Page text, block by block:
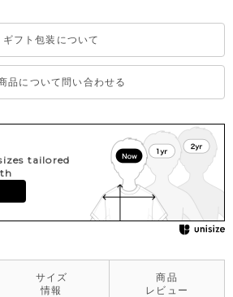
ギフト包装について
品について問い合わせる
tailored
サイズ
情報
商品
レビュー